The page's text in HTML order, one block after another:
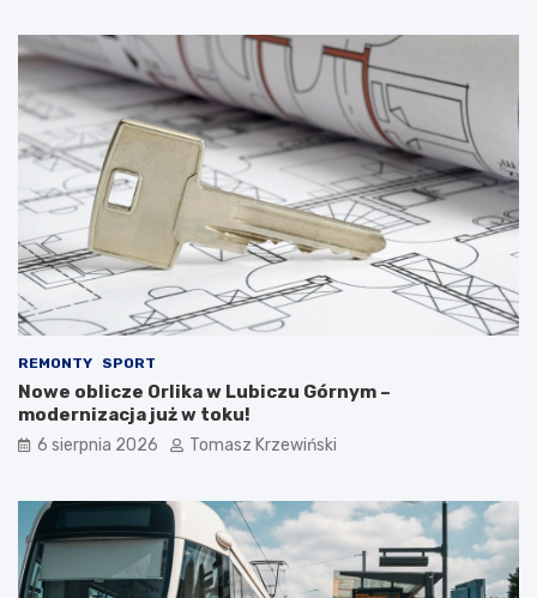
REMONTY SPORT
Nowe oblicze Orlika w Lubiczu Górnym –
modernizacja już w toku!
6 sierpnia 2026 Tomasz Krzewiński